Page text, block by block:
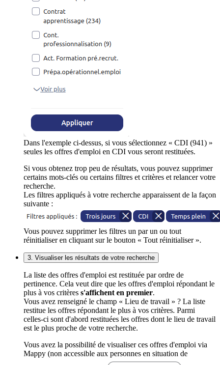
Dans l'exemple ci-dessus, si vous sélectionnez « CDI (941) »
seules les offres d'emploi en CDI vous seront restituées.
Si vous obtenez trop peu de résultats, vous pouvez supprimer
certains mots-clés ou certains filtres et critères et relancer votre
recherche.
Les filtres appliqués à votre recherche apparaissent de la façon
suivante :
Vous pouvez supprimer les filtres un par un ou tout
réinitialiser en cliquant sur le bouton « Tout réinitialiser ».
3. Visualiser les résultats de votre recherche
La liste des offres d'emploi est restituée par ordre de
pertinence. Cela veut dire que les offres d'emploi répondant le
plus à vos critères s'affichent en premier.
Vous avez renseigné le champ « Lieu de travail » ? La liste
restitue les offres répondant le plus à vos critères. Parmi
celles-ci sont d'abord restituées les offres dont le lieu de travail
est le plus proche de votre recherche.
Vous avez la possibilité de visualiser ces offres d'emploi via
Mappy (non accessible aux personnes en situation de